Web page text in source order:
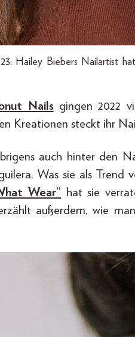
Hailey Biebers Nailartist
Nailsgingen 2022
Kreationen steckt ihr
auch hinter den
Was sie als Trend
Wear” hat sie
außerdem, wie